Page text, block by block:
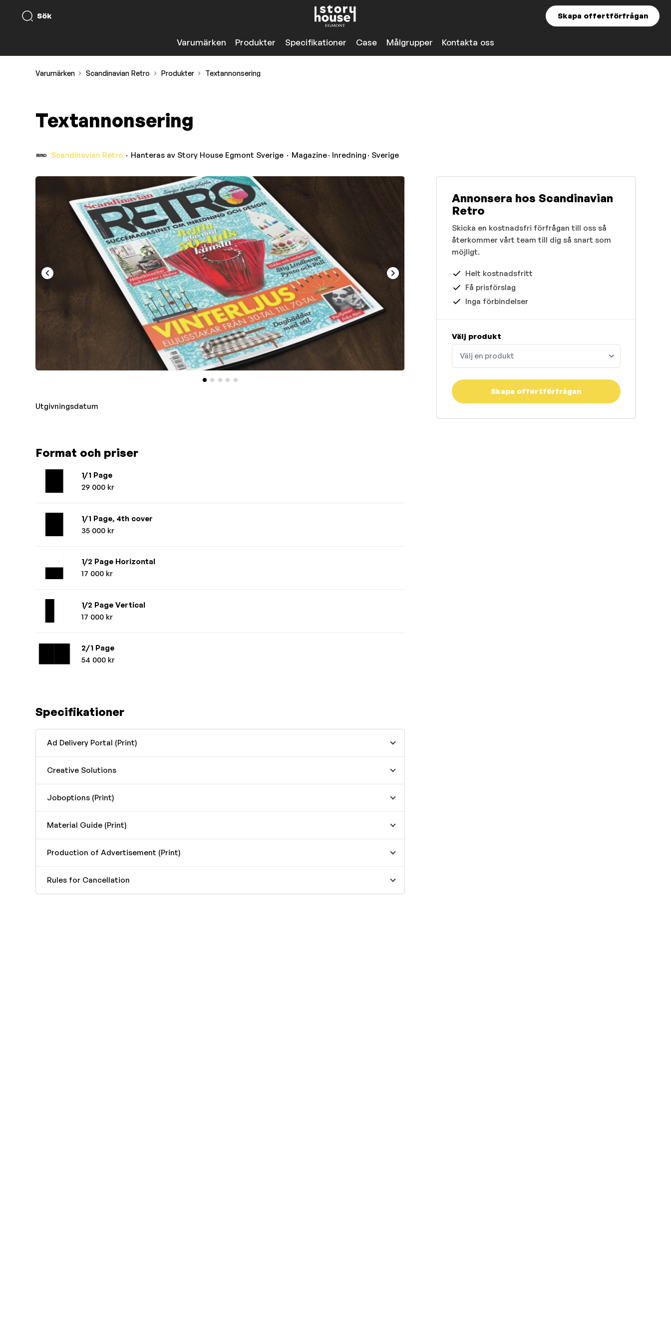
Sök Skapa offertförfrågan
Varumärken Produkter Specifikationer Case Målgrupper Kontakta oss
Varumärken Scandinavian Retro Produkter Textannonsering
Textannonsering
Scandinavian Retro Hanteras av Story House Egmont Sverige Magazine· Inredning · Sverige
Utgivningsdatum
Format och priser
1/1 Page
29 000 kr
1/1 Page, 4th cover
35 000 kr
1/2 Page Horizontal
17 000 kr
1/2 Page Vertical
17 000 kr
2/1 Page
54 000 kr
Specifikationer
Ad Delivery Portal (Print)
Creative Solutions
Joboptions (Print)
Material Guide (Print)
Production of Advertisement (Print)
Rules for Cancellation
Annonsera hos Scandinavian
Retro
Skicka en kostnadsfri förfrågan till oss så
återkommer vårt team till dig så snart som
möjligt.
Helt kostnadsfritt
Få prisförslag
Inga förbindelser
Välj produkt
Välj en produkt
Skapa offertförfrågan